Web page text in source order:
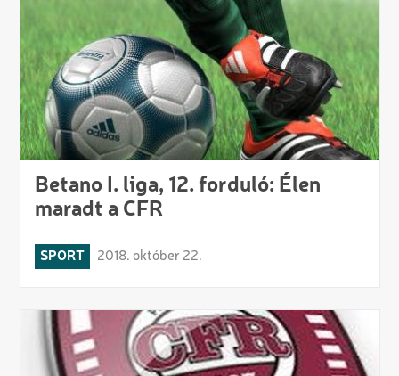
Betano I. liga, 12. forduló: Élen
maradt a CFR
SPORT 2018. október 22.